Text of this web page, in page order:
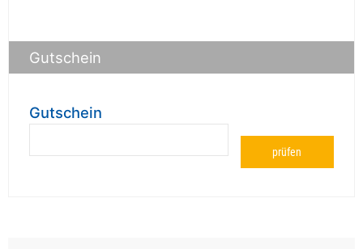
Gutschein
Gutschein
prüfen